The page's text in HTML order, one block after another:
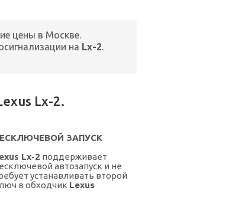
цены в Москве.
на Lx-2.
Lx-2.
ЗАПУСК
Lx-2 поддерживает
автозапуск и не
устанавливать второй
в обходчик Lexus